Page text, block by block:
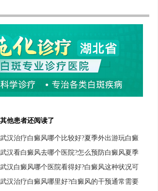
其他患者还阅读了
武汉治疗白癜风哪个比较好?夏季外出游玩白癜
武汉看白癜风去哪个医院?怎么预防白癜风夏季
武汉白癜风哪个医院看得好?白癜风这种状况可
武汉治疗白癜风哪里好?白癜风的干预通常需要